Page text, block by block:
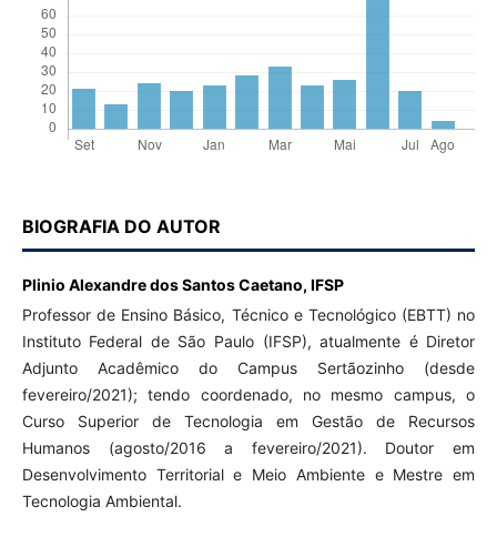
BIOGRAFIA DO AUTOR
Plinio Alexandre dos Santos Caetano, IFSP
Professor de Ensino Básico, Técnico e Tecnológico (EBTT) no
Instituto Federal de São Paulo (IFSP), atualmente é Diretor
Adjunto Acadêmico do Campus Sertãozinho (desde
fevereiro/2021); tendo coordenado, no mesmo campus, o
Curso Superior de Tecnologia em Gestão de Recursos
Humanos (agosto/2016 a fevereiro/2021). Doutor em
Desenvolvimento Territorial e Meio Ambiente e Mestre em
Tecnologia Ambiental.